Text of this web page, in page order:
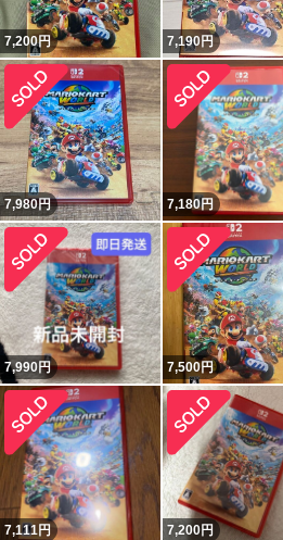
7,200円 7,190円
7,980円 7,180円
7,990円 7,500円
7,111円 7,200円